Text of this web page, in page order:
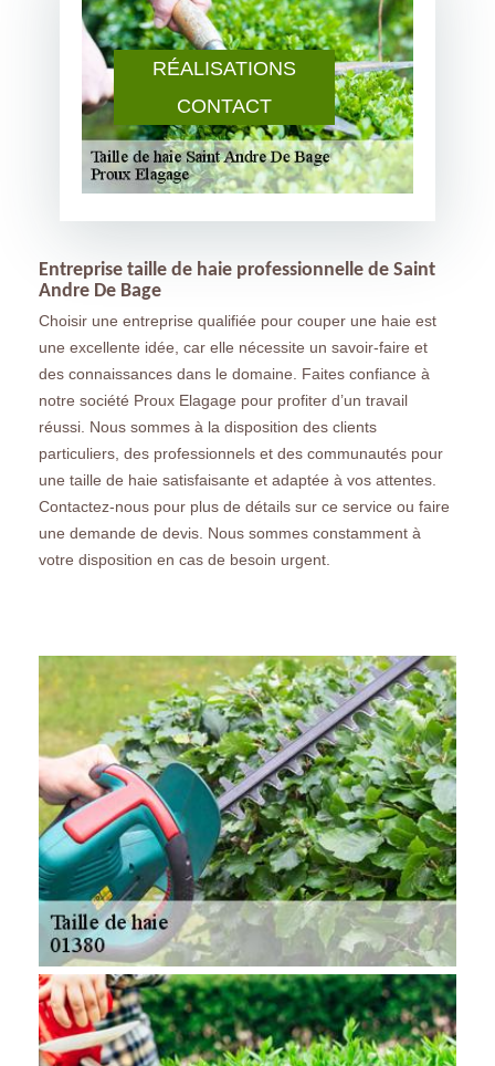
RÉALISATIONS
CONTACT
Entreprise taille de haie professionnelle de Saint
Andre De Bage
Choisir une entreprise qualifiée pour couper une haie est
une excellente idée, car elle nécessite un savoir-faire et
des connaissances dans le domaine. Faites confiance à
notre société Proux Elagage pour profiter d’un travail
réussi. Nous sommes à la disposition des clients
particuliers, des professionnels et des communautés pour
une taille de haie satisfaisante et adaptée à vos attentes.
Contactez-nous pour plus de détails sur ce service ou faire
une demande de devis. Nous sommes constamment à
votre disposition en cas de besoin urgent.